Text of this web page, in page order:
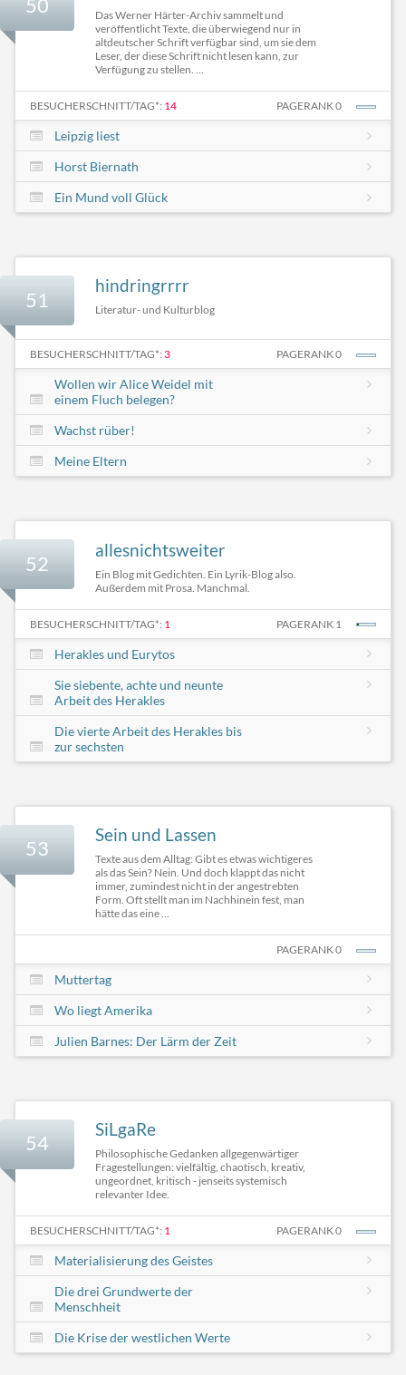
Das Werner Härter-Archiv sammelt und
veröffentlicht Texte, die überwiegend nur in
altdeutscher Schrift verfügbar sind, um sie dem
Leser, der diese Schrift nicht lesen kann, zur
Verfügung zu stellen. ...
BESUCHERSCHNITT/TAG*: 14 PAGERANK 0
Leipzig liest
Horst Biernath
Ein Mund voll Glück
51
hindringrrrr
Literatur- und Kulturblog
BESUCHERSCHNITT/TAG*: 3 PAGERANK 0
Wollen wir Alice Weidel mit
einem Fluch belegen?
Wachst rüber!
Meine Eltern
52
allesnichtsweiter
Ein Blog mit Gedichten. Ein Lyrik-Blog also.
Außerdem mit Prosa. Manchmal.
BESUCHERSCHNITT/TAG*: 1 PAGERANK 1
Herakles und Eurytos
Sie siebente, achte und neunte
Arbeit des Herakles
Die vierte Arbeit des Herakles bis
zur sechsten
53
Sein und Lassen
Texte aus dem Alltag: Gibt es etwas wichtigeres
als das Sein? Nein. Und doch klappt das nicht
immer, zumindest nicht in der angestrebten
Form. Oft stellt man im Nachhinein fest, man
hätte das eine ...
PAGERANK 0
Muttertag
Wo liegt Amerika
Julien Barnes: Der Lärm der Zeit
54
SiLgaRe
Philosophische Gedanken allgegenwärtiger
Fragestellungen: vielfältig, chaotisch, kreativ,
ungeordnet, kritisch - jenseits systemisch
relevanter Idee.
BESUCHERSCHNITT/TAG*: 1 PAGERANK 0
Materialisierung des Geistes
Die drei Grundwerte der
Menschheit
Die Krise der westlichen Werte